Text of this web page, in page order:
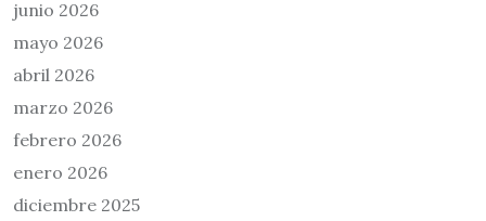
junio 2026
mayo 2026
abril 2026
marzo 2026
febrero 2026
enero 2026
diciembre 2025